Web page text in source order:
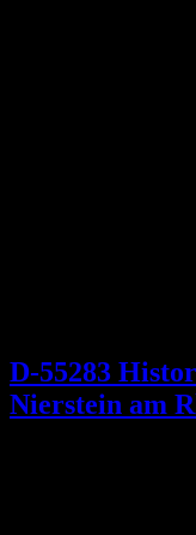
D-55283
Nierstein am